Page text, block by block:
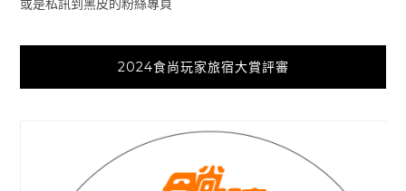
2024食尚玩家旅宿大賞評審